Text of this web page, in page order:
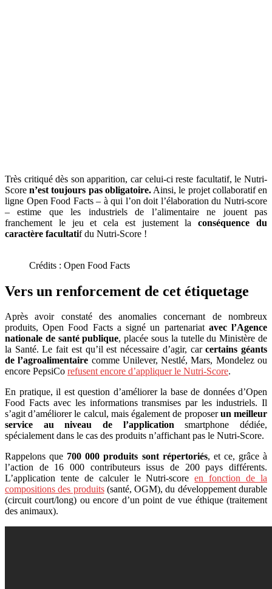
Très critiqué dès son apparition, car celui-ci reste facultatif, le Nutri-
Scoren’est toujours pas obligatoire.Ainsi, le projet collaboratif en
ligne Open Food Facts – à qui l’on doit l’élaboration du Nutri-score
– estime que les industriels de l’alimentaire ne jouent pas
franchement le jeu et cela est justement laconséquence du
caractère facultatif du Nutri-Score !
Crédits : Open Food Facts
Vers un renforcement de cet étiquetage
Après avoir constaté des anomalies concernant de nombreux
produits, Open Food Facts a signé un partenariat avec l’Agence
nationale de santé publique, placée sous la tutelle du Ministère de
la Santé. Le fait est qu’il est nécessaire d’agir, carcertains géants
de l’agroalimentaire comme Unilever, Nestlé, Mars, Mondelez ou
encore PepsiCo refusent encore d’appliquer le Nutri-Score.
En pratique, il est question d’améliorer la base de données d’Open
Food Facts avec les informations transmises par les industriels. Il
s’agit d’améliorer le calcul, mais également de proposerun meilleur
service au niveau de l’applicationsmartphone dédiée,
spécialement dans le cas des produits n’affichant pas le Nutri-Score.
Rappelons que 700 000 produits sont répertoriés, et ce, grâce à
l’action de 16 000 contributeurs issus de 200 pays différents.
L’application tente de calculer le Nutri-scoreen fonction de la
compositions des produits(santé, OGM), du développement durable
(circuit court/long) ou encore d’un point de vue éthique (traitement
des animaux).